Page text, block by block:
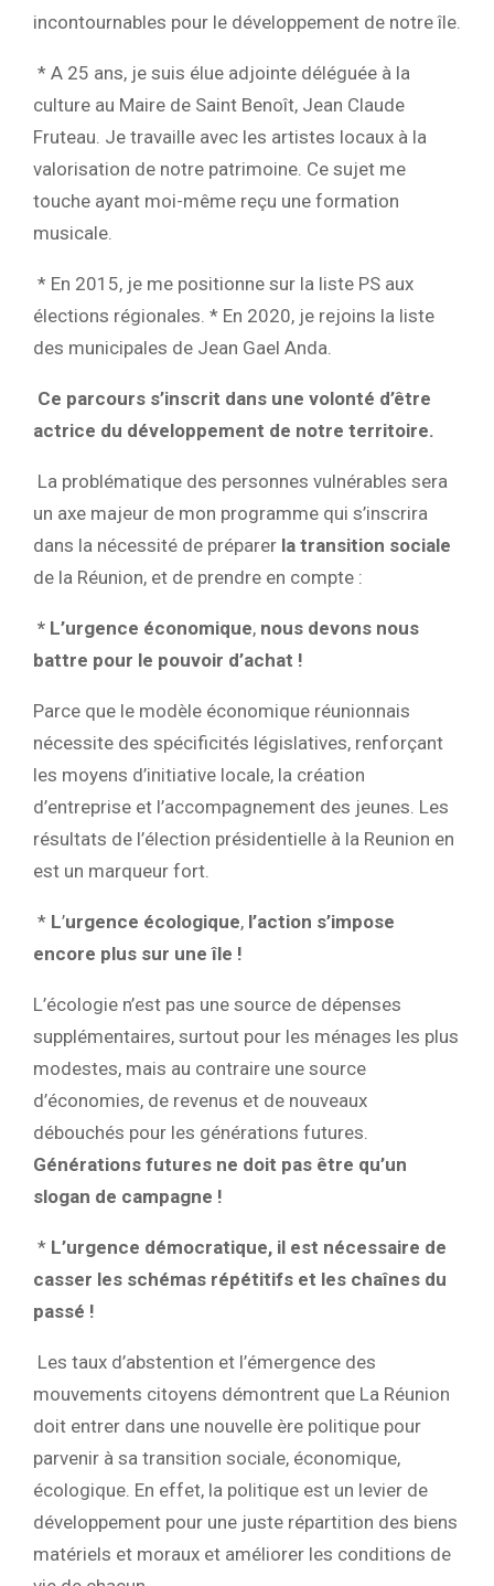
incontournables pour le développement de notre île.
* A 25 ans, je suis élue adjointe déléguée à la
culture au Maire de Saint Benoît, Jean Claude
Fruteau. Je travaille avec les artistes locaux à la
valorisation de notre patrimoine. Ce sujet me
touche ayant moi-même reçu une formation
musicale.
* En 2015, je me positionne sur la liste PS aux
élections régionales. * En 2020, je rejoins la liste
des municipales de Jean Gael Anda.
Ce parcours s’inscrit dans une volonté d’être
actrice du développement de notre territoire.
La problématique des personnes vulnérables sera
un axe majeur de mon programme qui s’inscrira
dans la nécessité de préparer la transition sociale
de la Réunion, et de prendre en compte :
* L’urgence économique, nous devons nous
battre pour le pouvoir d’achat !
Parce que le modèle économique réunionnais
nécessite des spécificités législatives, renforçant
les moyens d’initiative locale, la création
d’entreprise et l’accompagnement des jeunes. Les
résultats de l’élection présidentielle à la Reunion en
est un marqueur fort.
* L’urgence écologique, l’action s’impose
encore plus sur une île !
L’écologie n’est pas une source de dépenses
supplémentaires, surtout pour les ménages les plus
modestes, mais au contraire une source
d’économies, de revenus et de nouveaux
débouchés pour les générations futures.
Générations futures ne doit pas être qu’un
slogan de campagne !
* L’urgence démocratique, il est nécessaire de
casser les schémas répétitifs et les chaînes du
passé !
Les taux d’abstention et l’émergence des
mouvements citoyens démontrent que La Réunion
doit entrer dans une nouvelle ère politique pour
parvenir à sa transition sociale, économique,
écologique. En effet, la politique est un levier de
développement pour une juste répartition des biens
matériels et moraux et améliorer les conditions de